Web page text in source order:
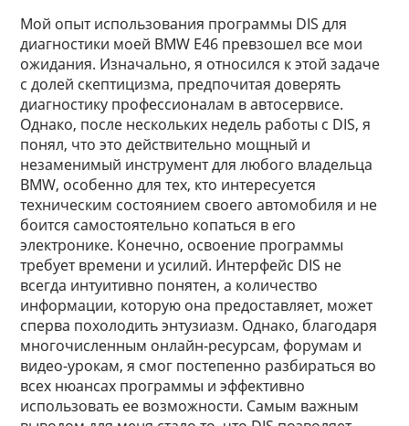
Мой опыт использования программы DIS для
диагностики моей BMW E46 превзошел все мои
ожидания. Изначально, я относился к этой задаче
с долей скептицизма, предпочитая доверять
диагностику профессионалам в автосервисе.
Однако, после нескольких недель работы с DIS, я
понял, что это действительно мощный и
незаменимый инструмент для любого владельца
BMW, особенно для тех, кто интересуется
техническим состоянием своего автомобиля и не
боится самостоятельно копаться в его
электронике. Конечно, освоение программы
требует времени и усилий. Интерфейс DIS не
всегда интуитивно понятен, а количество
информации, которую она предоставляет, может
сперва похолодить энтузиазм. Однако, благодаря
многочисленным онлайн-ресурсам, форумам и
видео-урокам, я смог постепенно разбираться во
всех нюансах программы и эффективно
использовать ее возможности. Самым важным